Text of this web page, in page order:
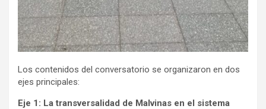
Los contenidos del conversatorio se organizaron en dos
ejes principales:
Eje 1: La transversalidad de Malvinas en el sistema